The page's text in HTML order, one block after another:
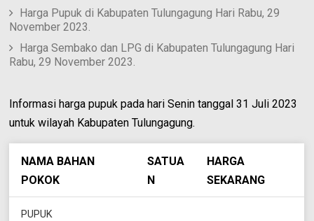
Harga Pupuk di Kabupaten Tulungagung Hari Rabu, 29
November 2023.
Harga Sembako dan LPG di Kabupaten Tulungagung Hari
Rabu, 29 November 2023.
Informasi harga pupuk pada hari Senin tanggal 31 Juli 2023
untuk wilayah Kabupaten Tulungagung.
NAMA BAHAN
POKOK
SATUA
N
HARGA
SEKARANG
PUPUK